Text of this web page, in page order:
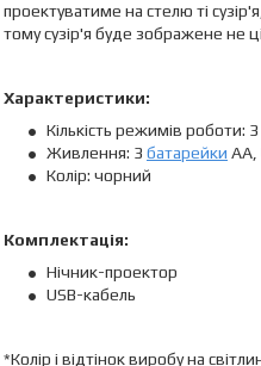
проектуватиме на стелю ті
тому сузір'я буде зображене не
Характеристики:
Кількість режимів роботи: 3
Живлення: 3 батарейки АА,
Колір: чорний
Комплектація:
Нічник-проектор
USB-кабель
*Колір і відтінок виробу на